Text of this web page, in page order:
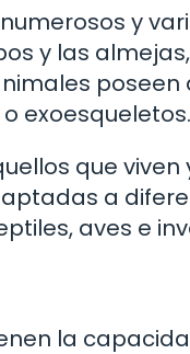
y
y las
exoesqueletos.
que
a
aves e
la